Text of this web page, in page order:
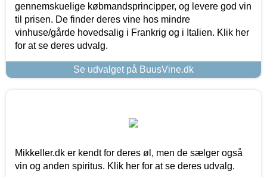
gennemskuelige købmandsprincipper, og levere god vin
til prisen. De finder deres vine hos mindre
vinhuse/gårde hovedsalig i Frankrig og i Italien. Klik her
for at se deres udvalg.
Se udvalget på BuusVine.dk
Mikkeller.dk er kendt for deres øl, men de sælger også
vin og anden spiritus. Klik her for at se deres udvalg.